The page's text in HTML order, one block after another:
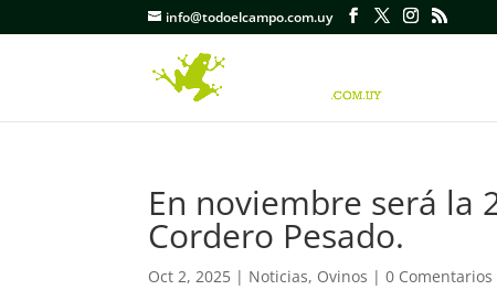
info@todoelcampo.com.uy
En noviembre será la
Cordero Pesado.
Oct 2, 2025 | Noticias, Ovinos |0 Comentarios